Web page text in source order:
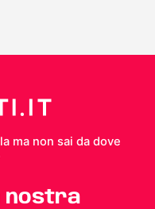
ma non sai da dove
nostra